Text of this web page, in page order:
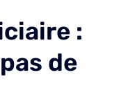
:
de